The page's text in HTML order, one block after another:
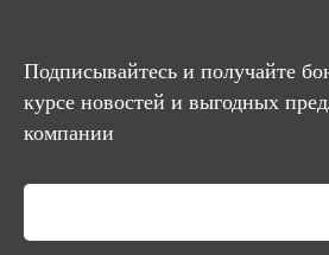
Подписывайтесь и получайте
курсе новостей и выгодных
компании